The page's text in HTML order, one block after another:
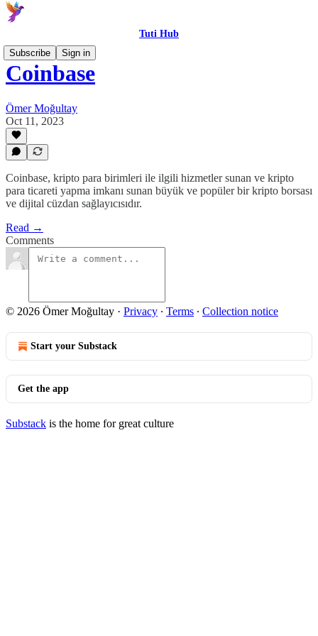
Tuti Hub
Subscribe
Sign in
Coinbase
Ömer Moğultay
Oct 11, 2023
Coinbase, kripto para birimleri ile ilgili hizmetler sunan ve kripto
para ticareti yapma imkanı sunan büyük ve popüler bir kripto borsası
ve dijital cüzdan sağlayıcısıdır.
Read →
Comments
© 2026 Ömer Moğultay · Privacy ∙ Terms ∙ Collection notice
Start your Substack
Get the app
Substack is the home for great culture